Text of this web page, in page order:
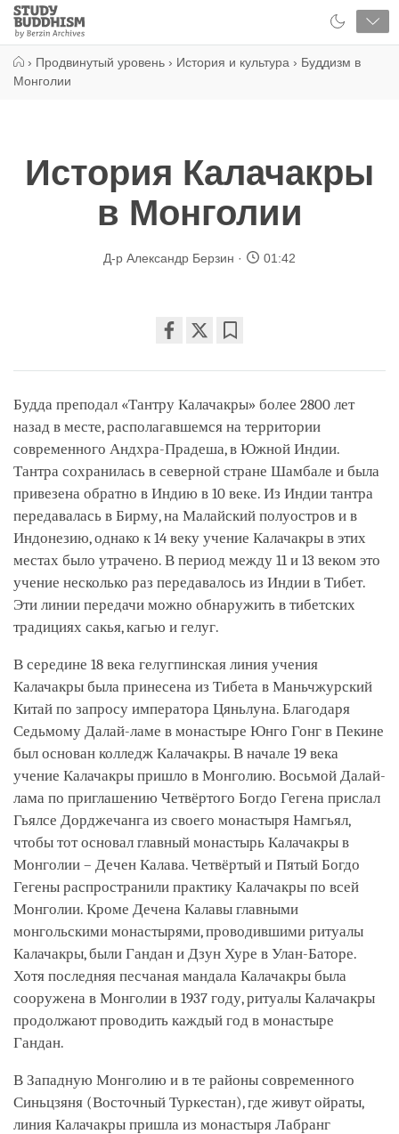
Close
Study
Buddhism
› Продвинутый уровень › История и культура › Буддизм в
Монголии
История Калачакры
в Монголии
Д-р Александр Берзин 01:42
on
Будда преподал «Тантру Калачакры» более 2800 лет
назад в месте, располагавшемся на территории
современного Андхра-Прадеша, в Южной Индии.
Тантра сохранилась в северной стране Шамбале и была
привезена обратно в Индию в 10 веке. Из Индии тантра
передавалась в Бирму, на Малайский полуостров и в
Индонезию, однако к 14 веку учение Калачакры в этих
местах было утрачено. В период между 11 и 13 веком это
учение несколько раз передавалось из Индии в Тибет.
Эти линии передачи можно обнаружить в тибетских
традициях сакья, кагью и гелуг.
В середине 18 века гелугпинская линия учения
Калачакры была принесена из Тибета в Маньчжурский
Китай по запросу императора Цяньлуна. Благодаря
Седьмому Далай-ламе в монастыре Юнго Гонг в Пекине
был основан колледж Калачакры. В начале 19 века
учение Калачакры пришло в Монголию. Восьмой Далай-
лама по приглашению Четвёртого Богдо Гегена прислал
Гьялсе Дорджечанга из своего монастыря Намгьял,
чтобы тот основал главный монастырь Калачакры в
Монголии – Дечен Калава. Четвёртый и Пятый Богдо
Гегены распространили практику Калачакры по всей
Монголии. Кроме Дечена Калавы главными
монгольскими монастырями, проводившими ритуалы
Калачакры, были Гандан и Дзун Хуре в Улан-Баторе.
Хотя последняя песчаная мандала Калачакры была
сооружена в Монголии в 1937 году, ритуалы Калачакры
продолжают проводить каждый год в монастыре
Гандан.
В Западную Монголию и в те районы современного
Синьцзяня (Восточный Туркестан), где живут ойраты,
линия Калачакры пришла из монастыря Лабранг